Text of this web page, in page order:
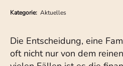
Kategorie: Aktuelles
Die Entscheidung, eine
oft nicht nur von dem